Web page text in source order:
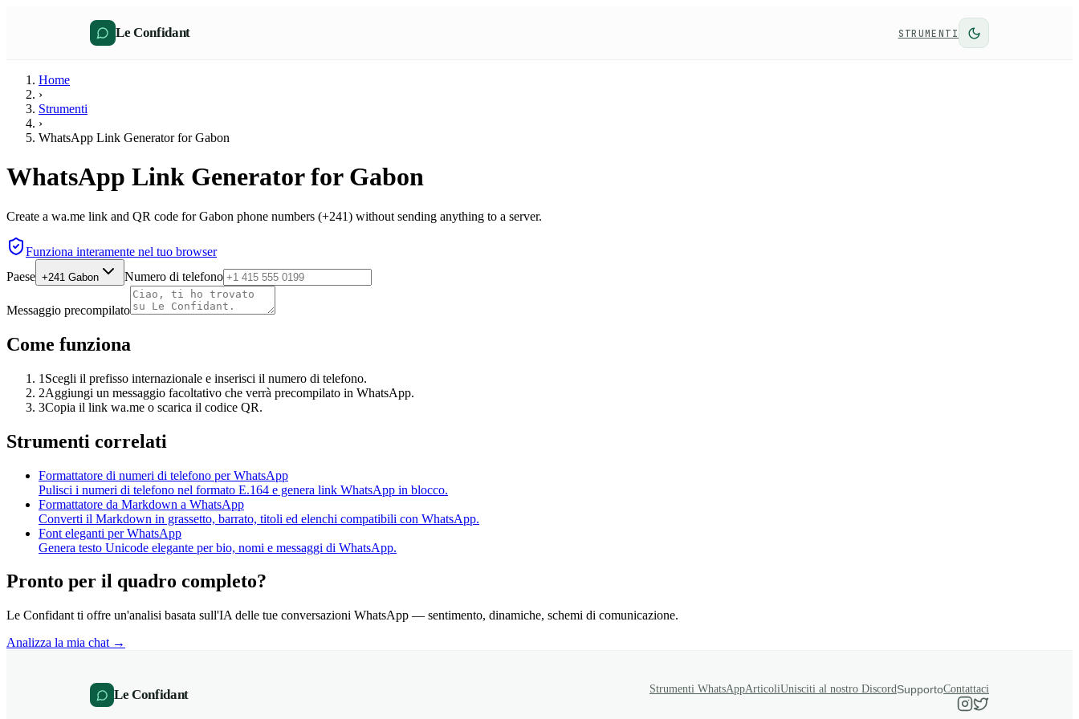
Le Confidant STRUMENTI
Home
›
Strumenti
›
WhatsApp Link Generator for Gabon
WhatsApp Link Generator for Gabon
Create a wa.me link and QR code for Gabon phone numbers (+241) without sending anything to a server.
Funziona interamente nel tuo browser
Paese +241 Gabon Numero di telefono
Messaggio precompilato
Come funziona
1 Scegli il prefisso internazionale e inserisci il numero di telefono.
2Aggiungi un messaggio facoltativo che verrà precompilato in WhatsApp.
3Copia il link wa.me o scarica il codice QR.
Strumenti correlati
Formattatore di numeri di telefono per WhatsApp
Pulisci i numeri di telefono nel formato E.164 e genera link WhatsApp in blocco.
Formattatore da Markdown a WhatsApp
Converti il Markdown in grassetto, barrato, titoli ed elenchi compatibili con WhatsApp.
Font eleganti per WhatsApp
Genera testo Unicode elegante per bio, nomi e messaggi di WhatsApp.
Pronto per il quadro completo?
Le Confidant ti offre un'analisi basata sull'IA delle tue conversazioni WhatsApp — sentimento, dinamiche, schemi di comunicazione.
Analizza la mia chat →
Le Confidant Strumenti WhatsAppArticoliUnisciti al nostro DiscordSupportoContattaci